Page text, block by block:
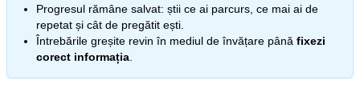
Progresul rămâne salvat: știi ce ai parcurs, ce mai ai de
repetat și cât de pregătit ești.
Întrebările greșite revin în mediul de învățare până fixezi
corect informația